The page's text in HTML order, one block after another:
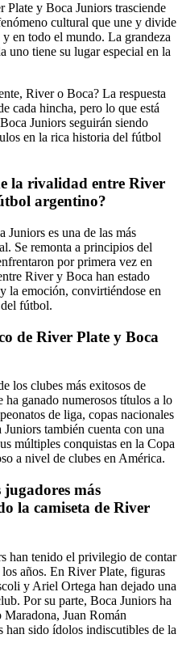
y Boca Juniors trasciende
cultural que une y divide
en todo el mundo. La grandeza
uno tiene su lugar especial en la
River o Boca? La respuesta
cada hincha, pero lo que está
Juniors seguirán siendo
en la rica historia del fútbol
la rivalidad entre River
argentino?
es una de las más
Se remonta a principios del
por primera vez en
River y Boca han estado
la emoción, convirtiéndose en
fútbol.
de River Plate y Boca
los clubes más exitosos de
ganado numerosos títulos a lo
de liga, copas nacionales
también cuenta con una
múltiples conquistas en la Copa
a nivel de clubes en América.
jugadores más
la camiseta de River
han tenido el privilegio de contar
años. En River Plate, figuras
y Ariel Ortega han dejado una
Por su parte, Boca Juniors ha
Juan Román
sido ídolos indiscutibles de la